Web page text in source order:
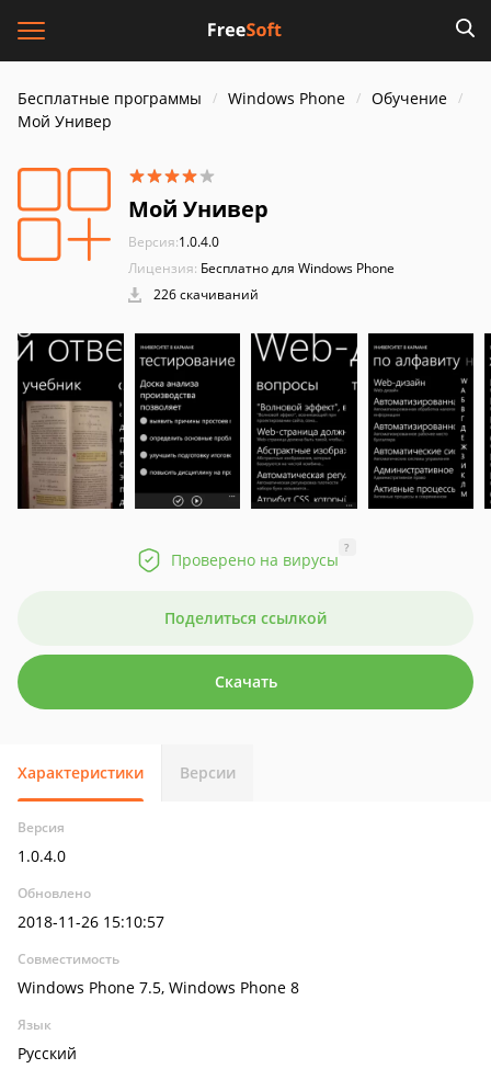
Бесплатные программы Windows Phone
Обучение
Мой Универ
Мой Универ
Версия:1.0.4.0
Лицензия: Бесплатно для Windows Phone
226 скачиваний
Проверено на вирусы
?
Поделиться ссылкой
Скачать
Характеристики Версии
Версия
1.0.4.0
Обновлено
2018-11-26 15:10:57
Совместимость
Windows Phone 7.5, Windows Phone 8
Язык
Русский